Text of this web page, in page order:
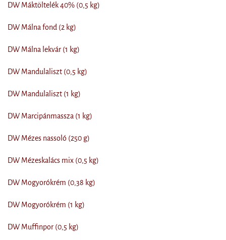
DW Máktöltelék 40% (0,5 kg)
DW Málna fond (2 kg)
DW Málna lekvár (1 kg)
DW Mandulaliszt (0,5 kg)
DW Mandulaliszt (1 kg)
DW Marcipánmassza (1 kg)
DW Mézes nassoló (250 g)
DW Mézeskalács mix (0,5 kg)
DW Mogyorókrém (0,38 kg)
DW Mogyorókrém (1 kg)
DW Muffinpor (0,5 kg)